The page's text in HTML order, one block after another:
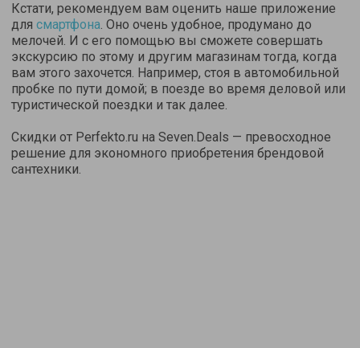
Кстати, рекомендуем вам оценить наше приложение
для смартфона. Оно очень удобное, продумано до
мелочей. И с его помощью вы сможете совершать
экскурсию по этому и другим магазинам тогда, когда
вам этого захочется. Например, стоя в автомобильной
пробке по пути домой; в поезде во время деловой или
туристической поездки и так далее.
Скидки от Perfekto.ru на Seven.Deals — превосходное
решение для экономного приобретения брендовой
сантехники.